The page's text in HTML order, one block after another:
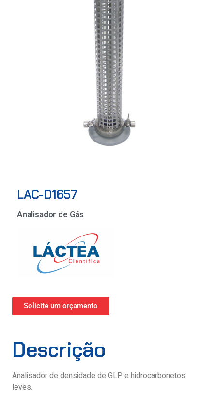
LAC-D1657
Analisador de Gás
Solicite um orçamento
Descrição
Analisador de densidade de GLP e hidrocarbonetos
leves.